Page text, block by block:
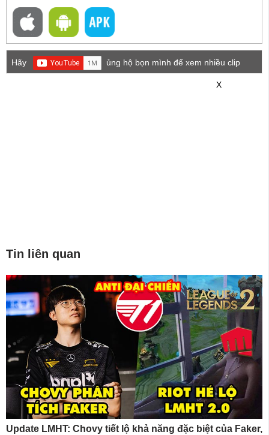
Hãy
ủng hộ bọn mình để xem nhiều clip
X
Tin liên quan
Update LMHT: Chovy tiết lộ khả năng đặc biệt của Faker,